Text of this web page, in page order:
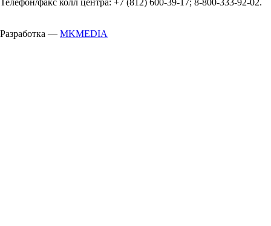
Телефон/факс колл центра: +7 (812) 600-39-17; 8-800-333-92-02.
Разработка — MKMEDIA